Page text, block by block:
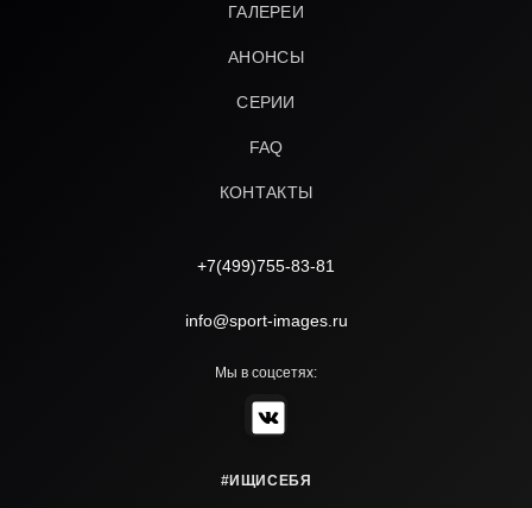
ГАЛЕРЕИ
АНОНСЫ
СЕРИИ
FAQ
КОНТАКТЫ
+7(499)755-83-81
info@sport-images.ru
Мы в соцсетях:
#ИЩИСЕБЯ